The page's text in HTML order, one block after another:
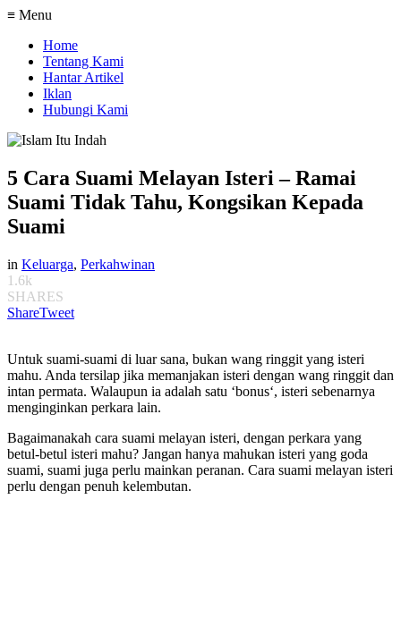
≡ Menu
Home
Tentang Kami
Hantar Artikel
Iklan
Hubungi Kami
5 Cara Suami Melayan Isteri – Ramai
Suami Tidak Tahu, Kongsikan Kepada
Suami
in Keluarga, Perkahwinan
1.6k
SHARES
ShareTweet
Untuk suami-suami di luar sana, bukan wang ringgit yang isteri
mahu. Anda tersilap jika memanjakan isteri dengan wang ringgit dan
intan permata. Walaupun ia adalah satu ‘bonus‘, isteri sebenarnya
menginginkan perkara lain.
Bagaimanakah cara suami melayan isteri, dengan perkara yang
betul-betul isteri mahu? Jangan hanya mahukan isteri yang goda
suami, suami juga perlu mainkan peranan. Cara suami melayan isteri
perlu dengan penuh kelembutan.